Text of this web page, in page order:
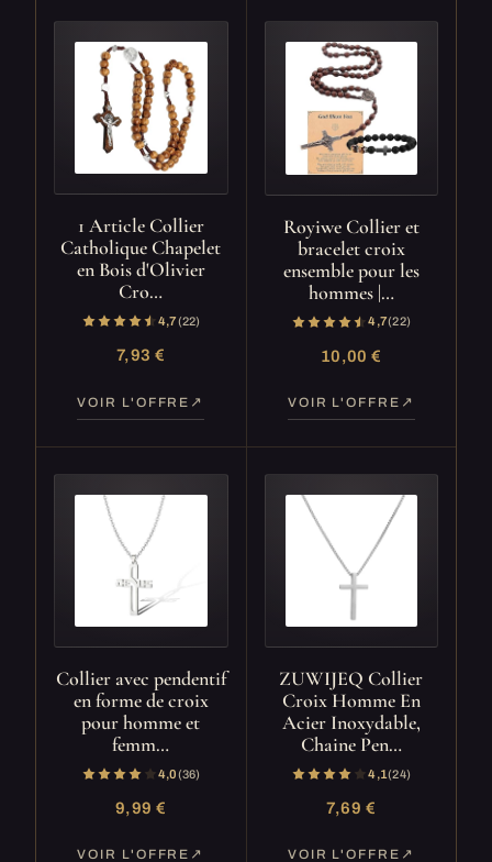
1 Article Collier
Catholique Chapelet
en Bois d'Olivier
Cro…
4,7(22)
7,93 €
VOIR L'OFFRE
Royiwe Collier et
bracelet croix
ensemble pour les
hommes |…
4,7(22)
10,00 €
VOIR L'OFFRE
Collier avec pendentif
en forme de croix
pour homme et
femm…
4,0(36)
9,99 €
VOIR L'OFFRE
ZUWIJEQ Collier
Croix Homme En
Acier Inoxydable,
Chaine Pen…
4,1(24)
7,69 €
VOIR L'OFFRE